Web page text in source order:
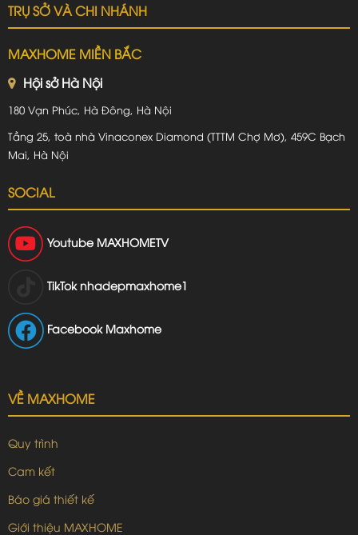
TRỤ SỞ VÀ CHI NHÁNH
MAXHOME MIỀN BẮC
Hội sở Hà Nội
180 Vạn Phúc, Hà Đông, Hà Nội
Tầng 25, toà nhà Vinaconex Diamond (TTTM Chợ Mơ), 459C Bạch
Mai, Hà Nội
SOCIAL
Youtube MAXHOMETV
TikTok nhadepmaxhome1
Facebook Maxhome
VỀ MAXHOME
Quy trình
Cam kết
Báo giá thiết kế
Giới thiệu MAXHOME